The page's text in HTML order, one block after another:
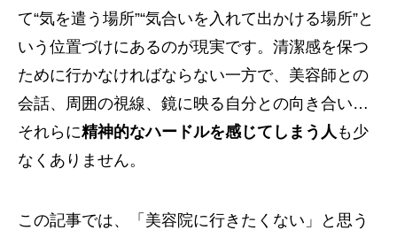
て“気を遣う場所”“気合いを入れて出かける場所”と
いう位置づけにあるのが現実です。清潔感を保つ
ために行かなければならない一方で、美容師との
会話、周囲の視線、鏡に映る自分との向き合い…
それらに精神的なハードルを感じてしまう人 も少
なくありません。
この記事では、「美容院に行きたくない」と思う